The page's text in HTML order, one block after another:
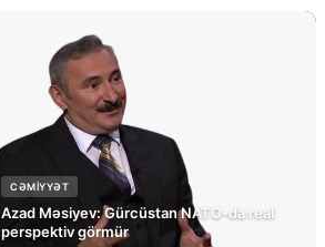
CƏMIYYƏT
Azad Məsiyev: Gürcüstan NATO-da real
perspektiv görmür